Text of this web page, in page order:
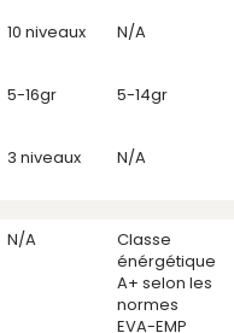
10 niveaux N/A
5-16gr 5-14gr
3 niveaux N/A
N/A
Classe
énérgétique
A+ selon les
normes
EVA-EMP